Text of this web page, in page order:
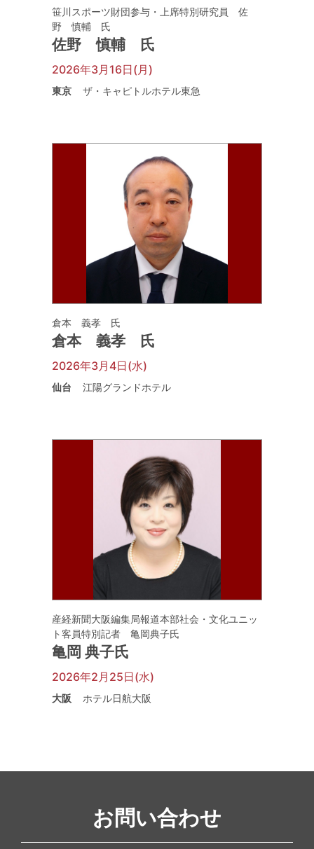
笹川スポーツ財団参与・上席特別研究員 佐
野 慎輔 氏
佐野 慎輔 氏
2026年3月16日(月)
東京 ザ・キャピトルホテル東急
倉本 義孝 氏
倉本 義孝 氏
2026年3月4日(水)
仙台 江陽グランドホテル
産経新聞大阪編集局報道本部社会・文化ユニッ
ト客員特別記者 亀岡典子氏
亀岡 典子氏
2026年2月25日(水)
大阪 ホテル日航大阪
お問い合わせ